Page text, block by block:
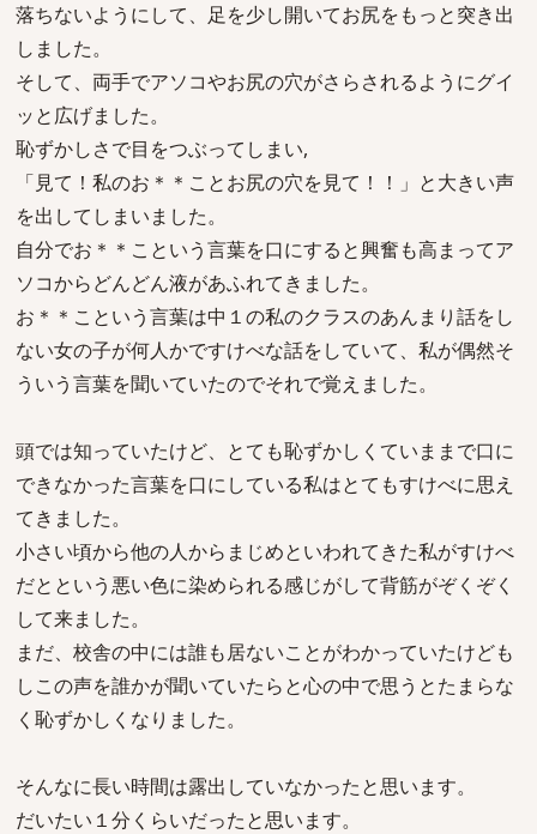
落ちないようにして、足を少し開いてお尻をもっと突き出
しました。
そして、両手でアソコやお尻の穴がさらされるようにグイ
ッと広げました。
恥ずかしさで目をつぶってしまい,
「見て！私のお＊＊ことお尻の穴を見て！！」と大きい声
を出してしまいました。
自分でお＊＊こという言葉を口にすると興奮も高まってア
ソコからどんどん液があふれてきました。
お＊＊こという言葉は中１の私のクラスのあんまり話をし
ない女の子が何人かですけべな話をしていて、私が偶然そ
ういう言葉を聞いていたのでそれで覚えました。
頭では知っていたけど、とても恥ずかしくていままで口に
できなかった言葉を口にしている私はとてもすけべに思え
てきました。
小さい頃から他の人からまじめといわれてきた私がすけべ
だとという悪い色に染められる感じがして背筋がぞくぞく
して来ました。
まだ、校舎の中には誰も居ないことがわかっていたけども
しこの声を誰かが聞いていたらと心の中で思うとたまらな
く恥ずかしくなりました。
そんなに長い時間は露出していなかったと思います。
だいたい１分くらいだったと思います。